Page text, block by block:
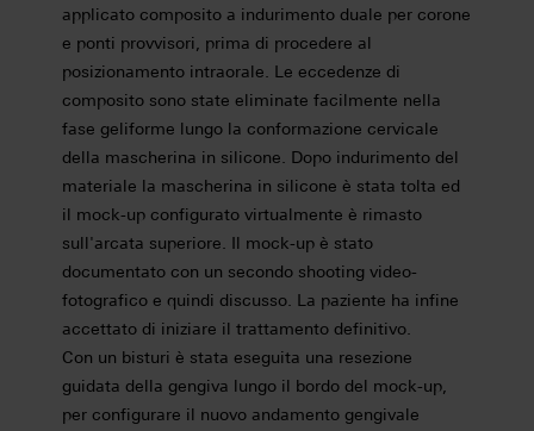
applicato composito a indurimento duale per corone
e ponti provvisori, prima di procedere al
posizionamento intraorale. Le eccedenze di
composito sono state eliminate facilmente nella
fase geliforme lungo la conformazione cervicale
della mascherina in silicone. Dopo indurimento del
materiale la mascherina in silicone è stata tolta ed
il mock-up configurato virtualmente è rimasto
sull'arcata superiore. Il mock-up è stato
documentato con un secondo shooting video-
fotografico e quindi discusso. La paziente ha infine
accettato di iniziare il trattamento definitivo.
Con un bisturi è stata eseguita una resezione
guidata della gengiva lungo il bordo del mock-up,
per configurare il nuovo andamento gengivale